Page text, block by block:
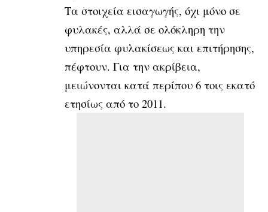
Τα στοιχεία εισαγωγής, όχι μόνο σε
φυλακές, αλλά σε ολόκληρη την
υπηρεσία φυλακίσεως και επιτήρησης,
πέφτουν. Για την ακρίβεια,
μειώνονται κατά περίπου 6 τοις εκατό
ετησίως από το 2011.